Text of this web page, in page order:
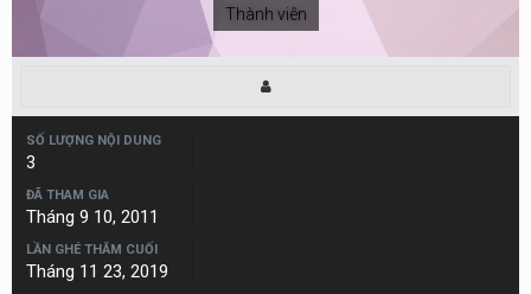
Thành viên
SỐ LƯỢNG NỘI DUNG
3
ĐÃ THAM GIA
Tháng 9 10, 2011
LẦN GHÉ THĂM CUỐI
Tháng 11 23, 2019